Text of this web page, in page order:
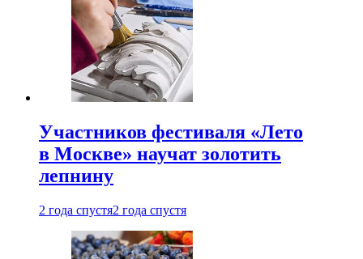
Участников фестиваля «Лето
в Москве» научат золотить
лепнину
2 года спустя2 года спустя